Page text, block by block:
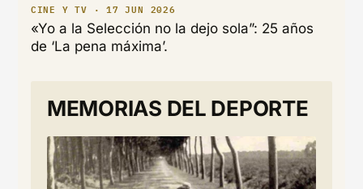
CINE Y TV · 17 JUN 2026
«Yo a la Selección no la dejo sola”: 25 años
de ‘La pena máxima’.
MEMORIAS DEL DEPORTE